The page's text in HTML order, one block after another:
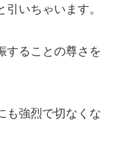
いちゃいます。
することの尊さを
も強烈で切なくな